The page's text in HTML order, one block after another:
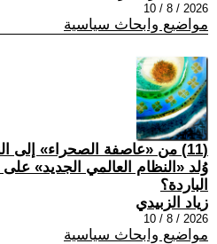
2026 / 8 / 10
مواضيع وابحاث سياسية
(11) من «عاصفة الصحراء» إلى
وُلد «النظام العالمي الجديد»
الباردة؟
زياد الزبيدي
2026 / 8 / 10
مواضيع وابحاث سياسية